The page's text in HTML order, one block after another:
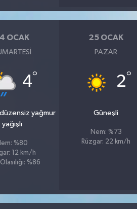
OCAK
4°
yağmur
yağışlı
%80
12 km/h
%86
25 OCAK
PAZAR
2°
Güneşli
Nem: %73
Rüzgar: 22 km/h